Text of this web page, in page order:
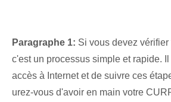
Paragraphe 1: ⁤Si vous devez
c'est un processus simple et rapide. Il
accès à Internet et de suivre ces
urez-vous d'avoir en main votre